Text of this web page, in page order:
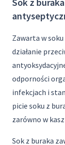
Zawarta w
działanie
odporności
infekcjach i
picie soku z
zarówno w
Sok z buraka